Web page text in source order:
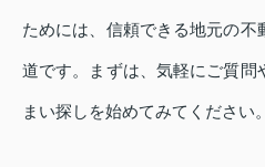
ためには、信頼できる地元の不
道です。まずは、気軽にご質問
まい探しを始めてみてください。